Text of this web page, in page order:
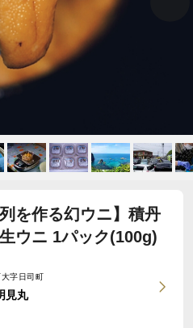
を作る幻ウニ】積丹
ウニ 1パック(100g)
字日司町
見丸